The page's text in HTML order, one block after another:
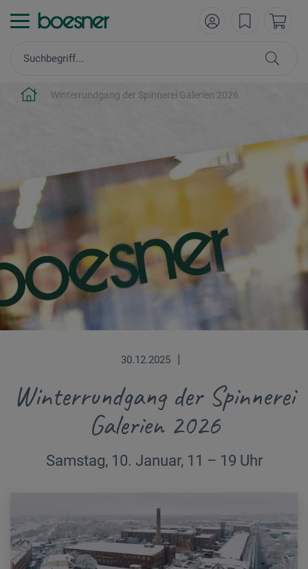
Winterrundgang der Spinnerei Galerien 2026
30.12.2025 |
Winterrundgang der Spinnerei
Galerien 2026
Samstag, 10. Januar, 11 – 19 Uhr